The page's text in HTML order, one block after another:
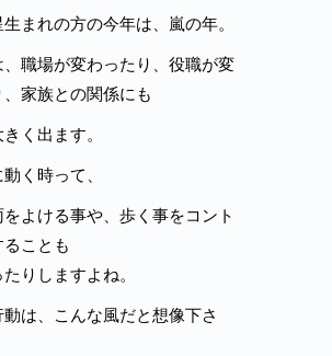
まれの方の今年は、嵐の年。
、職場が変わったり、役職が変
家族との関係にも
く出ます。
く時って、
よける事や、歩く事をコント
ことも
りしますよね。
は、こんな風だと想像下さ